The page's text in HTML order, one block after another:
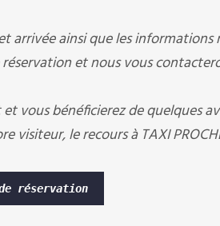
ainsi que les informations
et nous vous
vous bénéficierez de quelques
le recours à TAXI
de réservation